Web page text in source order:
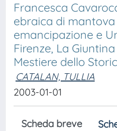
Francesca
ebraica di
emancipazione e
Firenze, La
Mestiere dello
CATALAN, TULLIA
2003-01-01
Scheda breve